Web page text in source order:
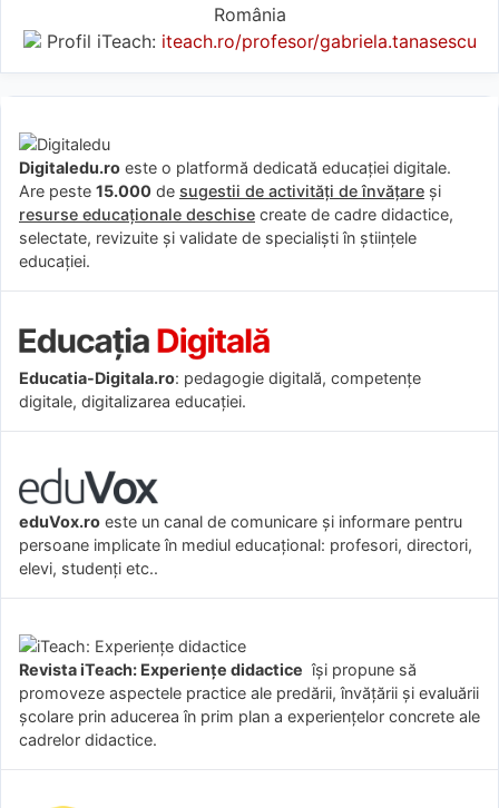
România
Profil iTeach: iteach.ro/profesor/gabriela.tanasescu
Digitaledu.ro este o platformă dedicată educației digitale.
Are peste 15.000 de sugestii de activități de învățare și
resurse educaționale deschise create de cadre didactice,
selectate, revizuite și validate de specialiști în științele
educației.
Educatia-Digitala.ro: pedagogie digitală, competențe
digitale, digitalizarea educației.
eduVox.ro este un canal de comunicare și informare pentru
persoane implicate în mediul educațional: profesori, directori,
elevi, studenți etc..
Revista iTeach: Experienţe didactice îşi propune să
promoveze aspectele practice ale predării, învăţării şi evaluării
şcolare prin aducerea în prim plan a experienţelor concrete ale
cadrelor didactice.